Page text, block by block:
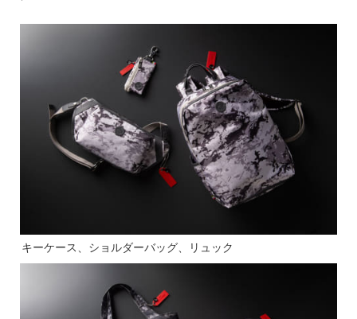
キーケース、ショルダーバッグ、リュック